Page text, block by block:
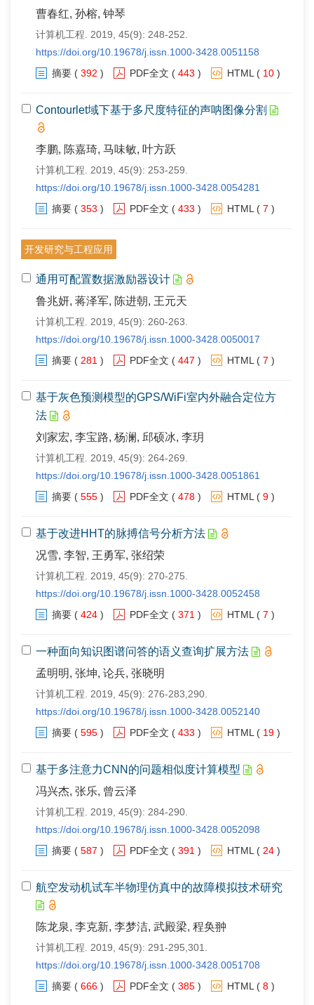
曹春红, 孙榕, 钟琴
计算机工程. 2019, 45(9): 248-252.
https://doi.org/10.19678/j.issn.1000-3428.0051158
摘要 ( 392 ) PDF全文 ( 443 ) HTML ( 10 )
Contourlet域下基于多尺度特征的声呐图像分割
李鹏, 陈嘉琦, 马味敏, 叶方跃
计算机工程. 2019, 45(9): 253-259.
https://doi.org/10.19678/j.issn.1000-3428.0054281
摘要 ( 353 ) PDF全文 ( 433 ) HTML ( 7 )
开发研究与工程应用
通用可配置数据激励器设计
鲁兆妍, 蒋泽军, 陈进朝, 王元天
计算机工程. 2019, 45(9): 260-263.
https://doi.org/10.19678/j.issn.1000-3428.0050017
摘要 ( 281 ) PDF全文 ( 447 ) HTML ( 7 )
基于灰色预测模型的GPS/WiFi室内外融合定位方
法
刘家宏, 李宝路, 杨澜, 邱硕冰, 李玥
计算机工程. 2019, 45(9): 264-269.
https://doi.org/10.19678/j.issn.1000-3428.0051861
摘要 ( 555 ) PDF全文 ( 478 ) HTML ( 9 )
基于改进HHT的脉搏信号分析方法
况雪, 李智, 王勇军, 张绍荣
计算机工程. 2019, 45(9): 270-275.
https://doi.org/10.19678/j.issn.1000-3428.0052458
摘要 ( 424 ) PDF全文 ( 371 ) HTML ( 7 )
一种面向知识图谱问答的语义查询扩展方法
孟明明, 张坤, 论兵, 张晓明
计算机工程. 2019, 45(9): 276-283,290.
https://doi.org/10.19678/j.issn.1000-3428.0052140
摘要 ( 595 ) PDF全文 ( 433 ) HTML ( 19 )
基于多注意力CNN的问题相似度计算模型
冯兴杰, 张乐, 曾云泽
计算机工程. 2019, 45(9): 284-290.
https://doi.org/10.19678/j.issn.1000-3428.0052098
摘要 ( 587 ) PDF全文 ( 391 ) HTML ( 24 )
航空发动机试车半物理仿真中的故障模拟技术研究
陈龙泉, 李克新, 李梦洁, 武殿梁, 程奂翀
计算机工程. 2019, 45(9): 291-295,301.
https://doi.org/10.19678/j.issn.1000-3428.0051708
摘要 ( 666 ) PDF全文 ( 385 ) HTML ( 8 )